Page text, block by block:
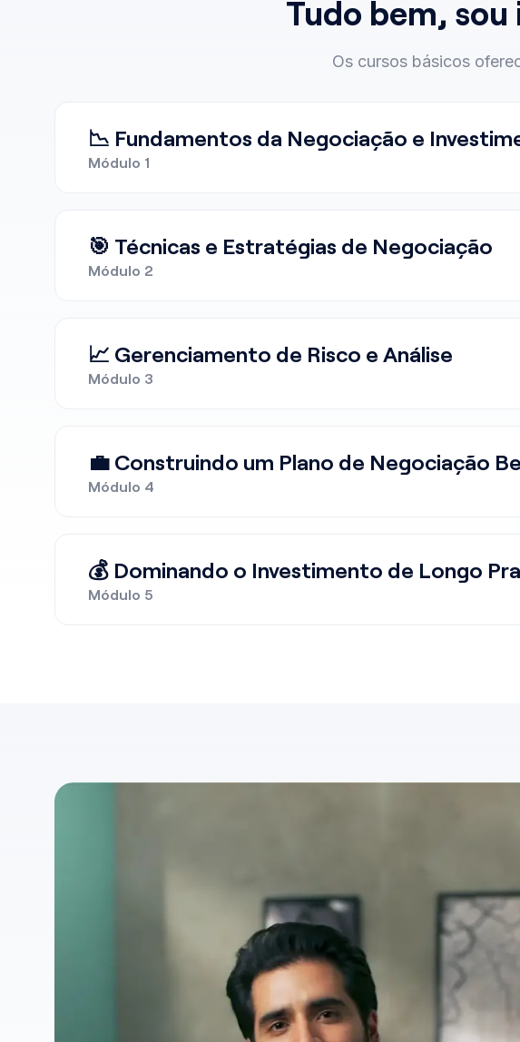
Tudo bem,
Os cursos básicos
📉 Fundamentos da Negociação e
Módulo 1
🎯 Técnicas e Estratégias de Negociação
Módulo 2
📈 Gerenciamento de Risco e Análise
Módulo 3
💼 Construindo um Plano de Negociação
Módulo 4
💰 Dominando o Investimento de Longo
Módulo 5